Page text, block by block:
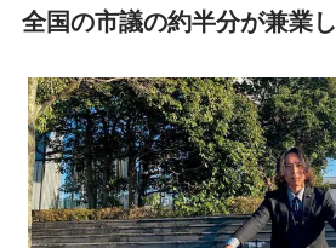
全国の市議の約半分が兼業